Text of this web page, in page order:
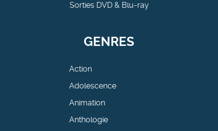
Sorties DVD & Blu-ray
GENRES
Action
Adolescence
Animation
Anthologie